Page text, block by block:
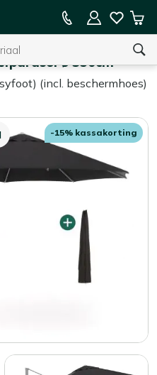
winkelwagen.
op de hele collectie
ø 350cm
(incl. beschermhoes)
-15% kassakorting